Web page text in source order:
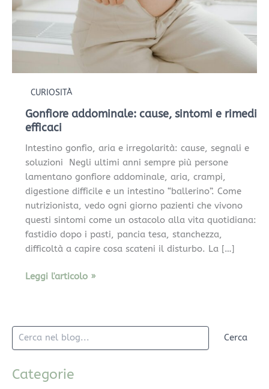
CURIOSITÀ
Gonfiore addominale: cause, sintomi e rimedi
efficaci
Intestino gonfio, aria e irregolarità: cause, segnali e
soluzioni Negli ultimi anni sempre più persone
lamentano gonfiore addominale, aria, crampi,
digestione difficile e un intestino “ballerino”. Come
nutrizionista, vedo ogni giorno pazienti che vivono
questi sintomi come un ostacolo alla vita quotidiana:
fastidio dopo i pasti, pancia tesa, stanchezza,
difficoltà a capire cosa scateni il disturbo. La […]
efficaci
Leggi l'articolo »
Cerca
Categorie